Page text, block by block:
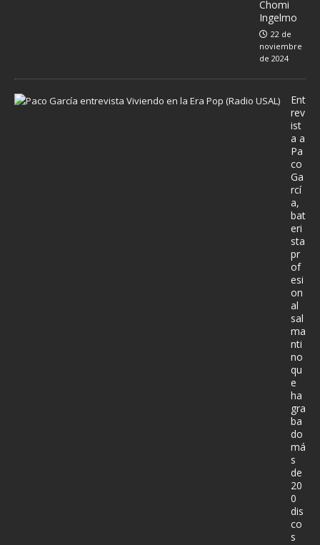
Chomi
Ingelmo
22 de
noviembre
de 2024
Ent
rev
ist
a a
Pa
co
Ga
rcí
a,
bat
eri
sta
pr
of
esi
on
al
sal
ma
nti
no
qu
e
ha
gra
ba
do
má
s
de
20
0
dis
co
s